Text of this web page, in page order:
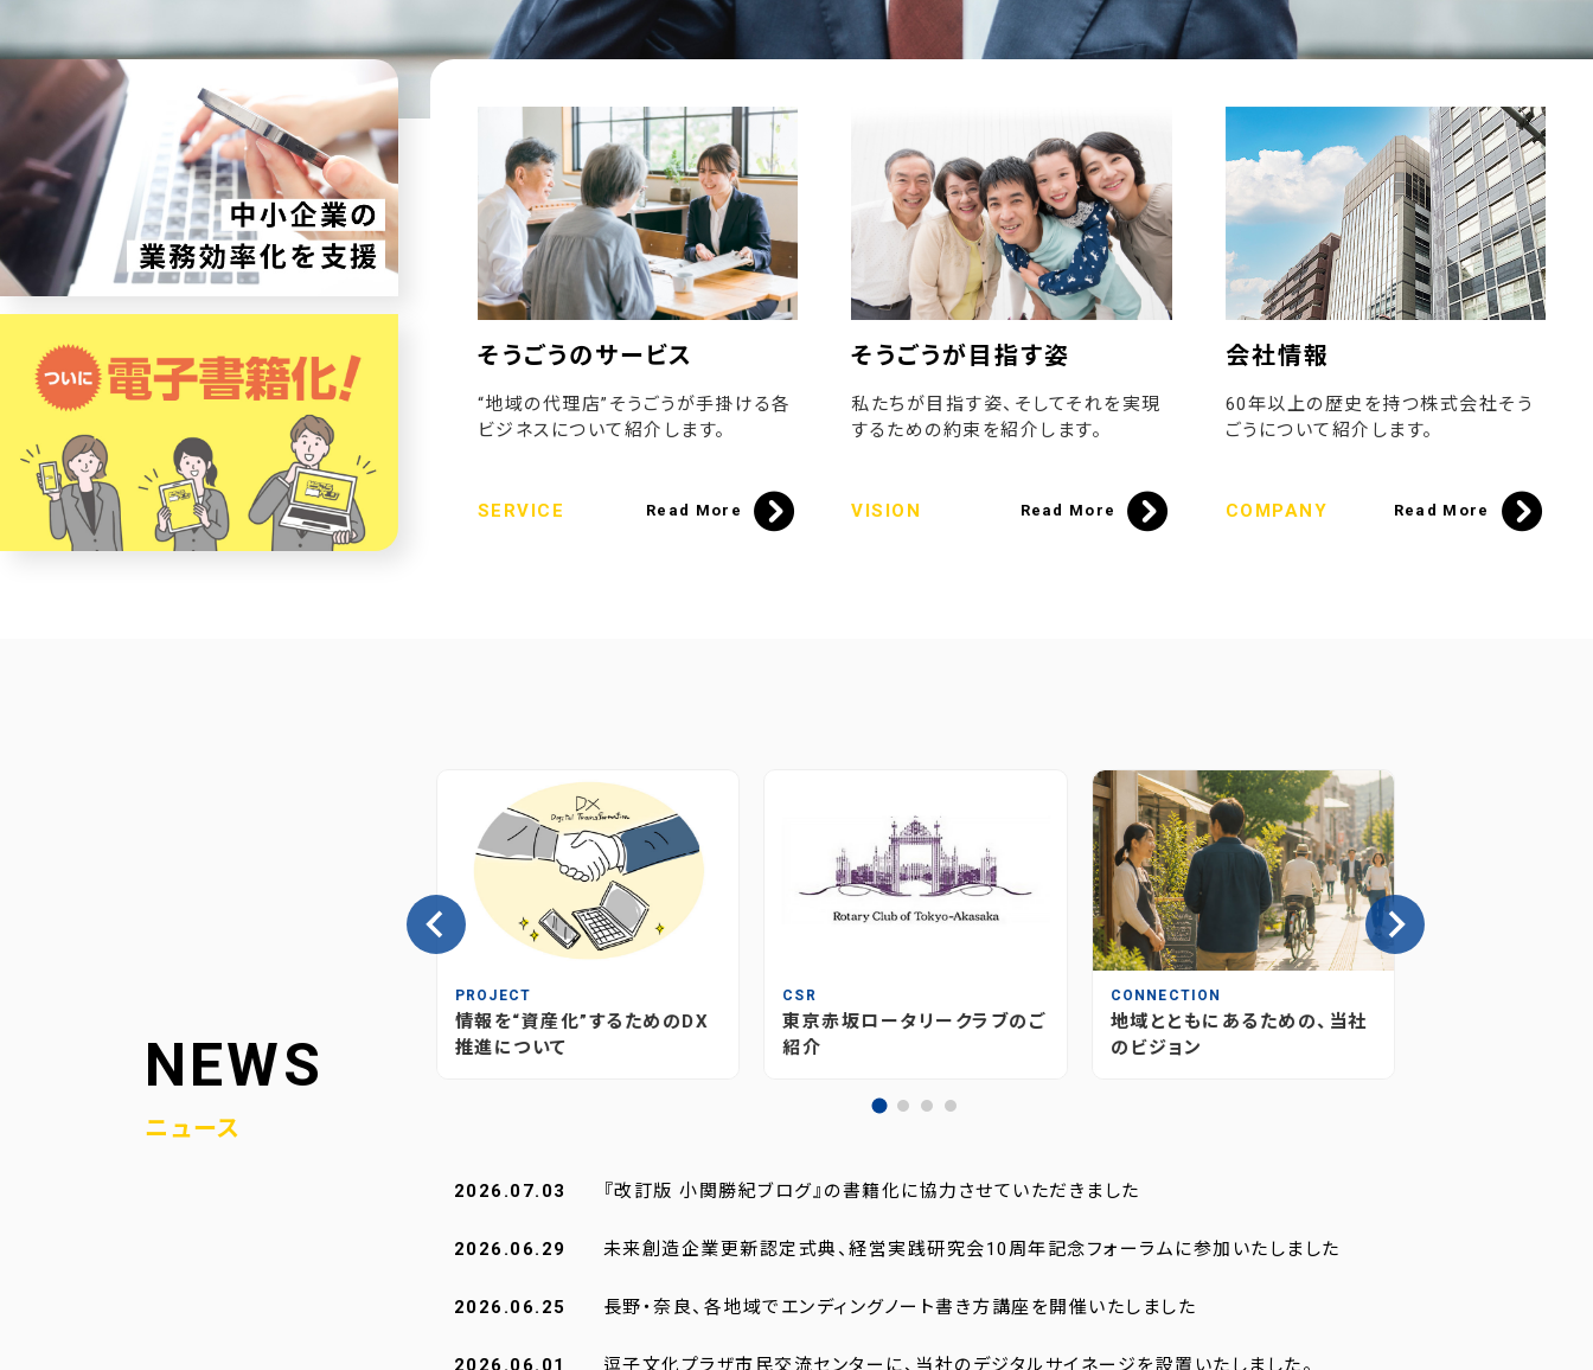
そうごうのサービス
“地域の代理店”そうごうが手掛ける各
ビジネスについて紹介します。
SERVICE Read More
そうごうが目指す姿
私たちが目指す姿、そしてそれを実現
するための約束を紹介します。
VISION Read More
会社情報
60年以上の歴史を持つ株式会社そう
ごうについて紹介します。
COMPANY Read More
NEWS
ニュース
媒体のあり方とこれから
PROJECT
情報を“資産化”するためのDX
推進について
CSR
東京赤坂ロータリークラブのご
紹介
CONNECTION
地域とともにあるための、当社
のビジョン
2026.07.03 『改訂版 小関勝紀ブログ』の書籍化に協力させていただきました
2026.06.29 未来創造企業更新認定式典、経営実践研究会10周年記念フォーラムに参加いたしました
2026.06.25 長野・奈良、各地域でエンディングノート書き方講座を開催いたしました
2026.06.01 逗子文化プラザ市民交流センターに、当社のデジタルサイネージを設置いたしました。